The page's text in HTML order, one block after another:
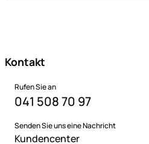
Kontakt
Rufen Sie an
041 508 70 97
Senden Sie uns eine Nachricht
Kundencenter